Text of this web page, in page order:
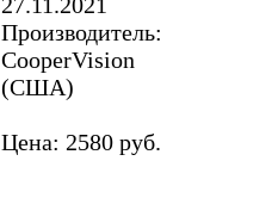
Производитель:
CooperVision
(США)
Цена: 2580 руб.